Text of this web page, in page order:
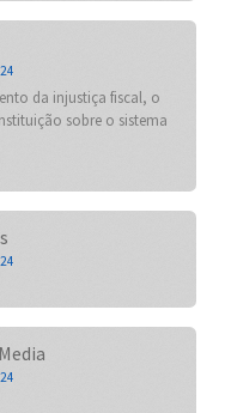
da injustiça fiscal, o
sobre o sistema